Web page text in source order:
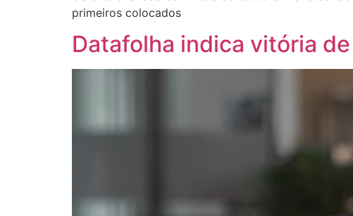
primeiros colocados
Datafolha indica vitória